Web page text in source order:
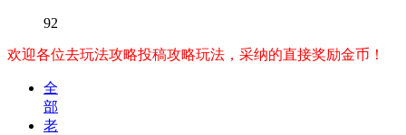
92
欢迎各位去玩法攻略投稿攻略玩法，采纳的直接奖励金币！
全
部
老